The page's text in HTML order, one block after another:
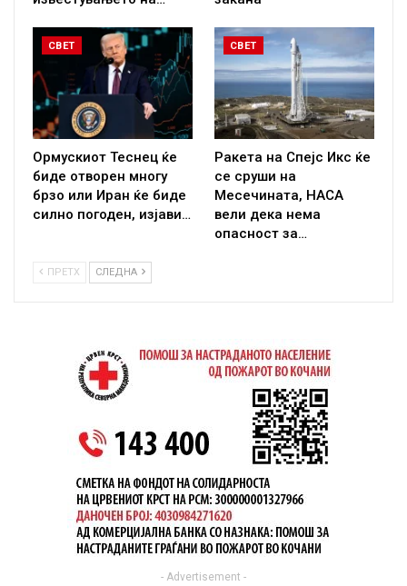
СВЕТ
Ормускиот Теснец ќе
биде отворен многу
брзо или Иран ќе биде
силно погоден, изјави…
СВЕТ
Ракета на Спејс Икс ќе
се сруши на
Месечината, НАСА
вели дека нема
опасност за…
ПРЕТХ СЛЕДНА
- Advertisement -